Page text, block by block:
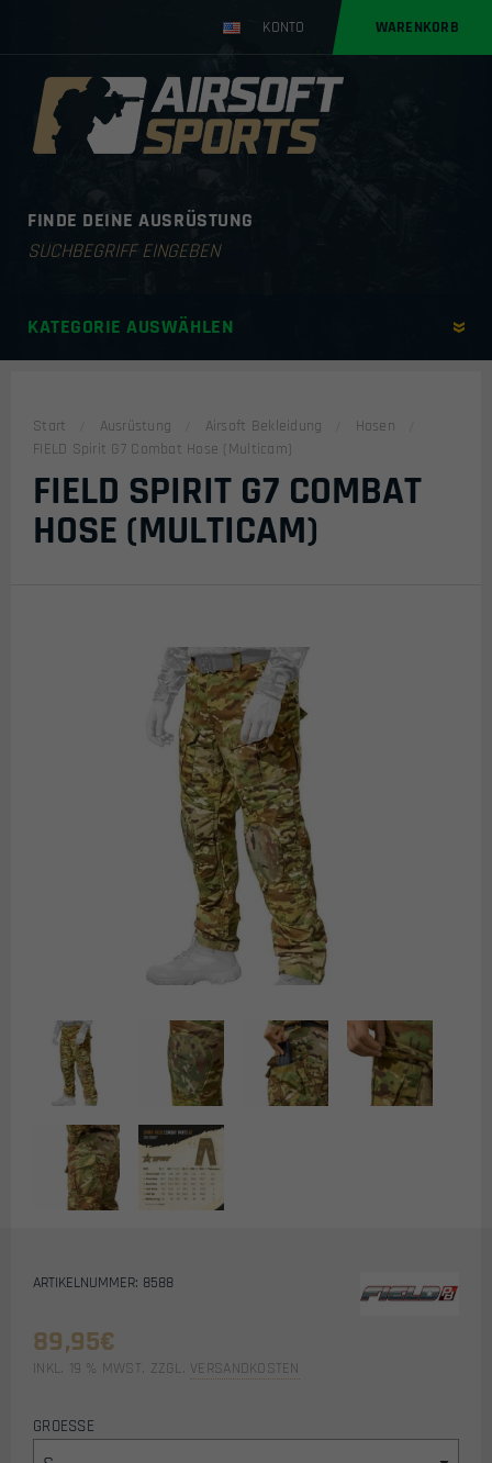
KONTO WARENKORB
FINDE DEINE AUSRÜSTUNG
Products
KATEGORIE AUSWÄHLEN
Start Ausrüstung Airsoft Bekleidung
Hosen
FIELD Spirit G7 Combat Hose (Multicam)
FIELD SPIRIT G7 COMBAT
HOSE (MULTICAM)
ARTIKELNUMMER: 8588
89,95€
INKL. 19 % MWST. ZZGL. VERSANDKOSTEN
GROESSE